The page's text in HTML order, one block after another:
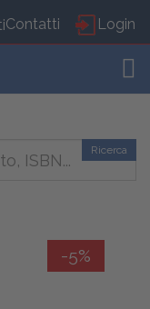
Contatti Login
Ricerca
-5%